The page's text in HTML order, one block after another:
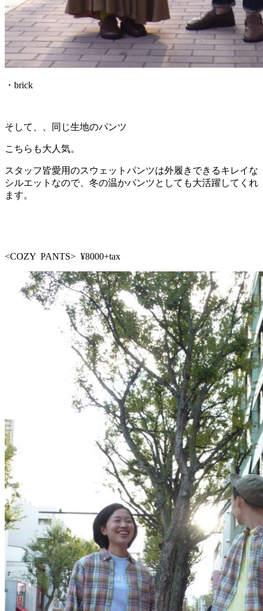
・brick
そして、、同じ生地のパンツ
こちらも大人気。
スタッフ皆愛用のスウェットパンツは外履きできるキレイな
シルエットなので、冬の温かパンツとしても大活躍してくれ
ます。
<COZY PANTS> ¥8000+tax